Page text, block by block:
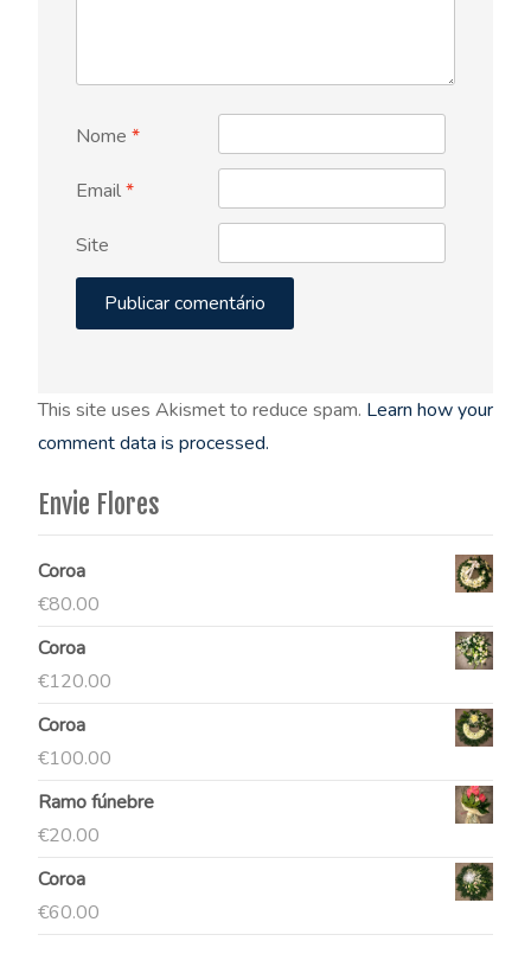
Nome *
Email*
Site
This site uses Akismet to reduce spam. Learn how your
comment data is processed.
Envie Flores
Coroa
€80.00
Coroa
€120.00
Coroa
€100.00
Ramo fúnebre
€20.00
Coroa
€60.00